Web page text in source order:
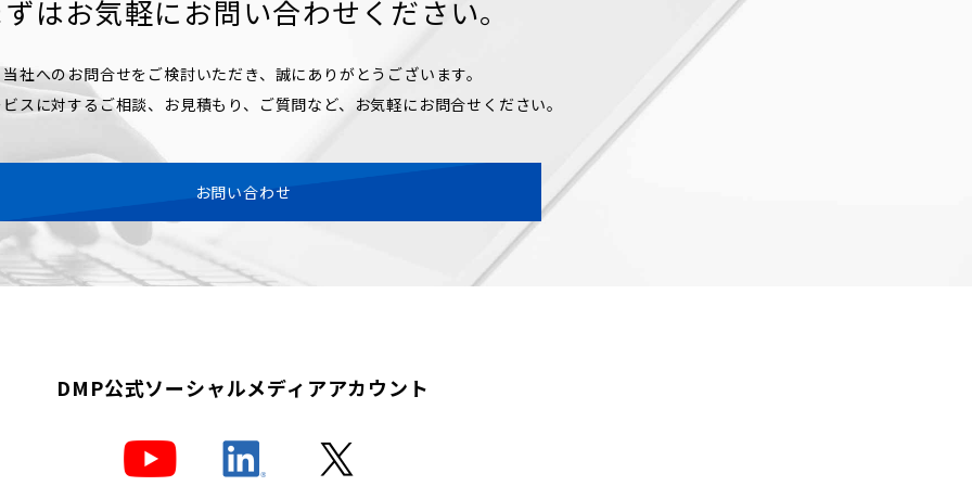
はお気軽にお問い合わせください。
当社へのお問合せをご検討いただき、誠にありがとうございます。
スに対するご相談、お見積もり、ご質問など、お気軽にお問合せください。
お問い合わせ
DMP公式ソーシャルメディアアカウント